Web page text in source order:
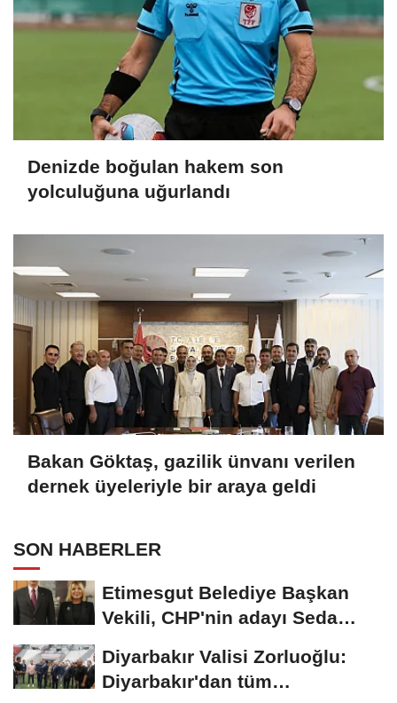
Denizde boğulan hakem son
yolculuğuna uğurlandı
Bakan Göktaş, gazilik ünvanı verilen
dernek üyeleriyle bir araya geldi
SON HABERLER
Etimesgut Belediye Başkan
Vekili, CHP'nin adayı Seda
Diyarbakır Valisi Zorluoğlu:
Diyarbakır'dan tüm